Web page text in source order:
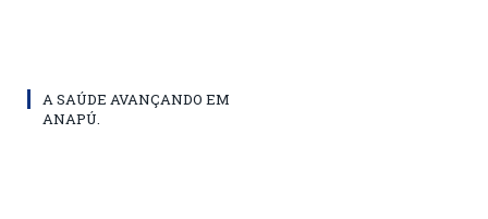
A SAÚDE AVANÇANDO EM
ANAPÚ.